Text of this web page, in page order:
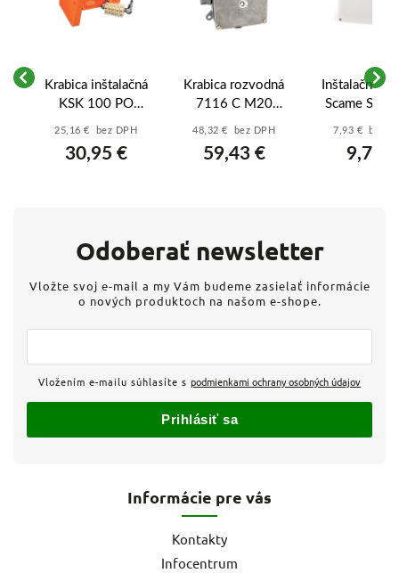
Krabica inštalačná
KSK 100 PO
101x101x45mm
25,16 € bez DPH
30,95 €
Krabica rozvodná
7116 C M20
96x96x64mm
48,32 € bez DPH
59,43 €
Inštalačná
Scame
686.208
- IP56
7,93 € bez
9,76 €
Informácie pre vás
Kontakty
Infocentrum
Odoberať newsletter
Vložte svoj e-mail a my Vám budeme zasielať informácie
o nových produktoch na našom e-shope.
Vložením e-mailu súhlasíte s podmienkami ochrany osobných údajov
Prihlásiť sa